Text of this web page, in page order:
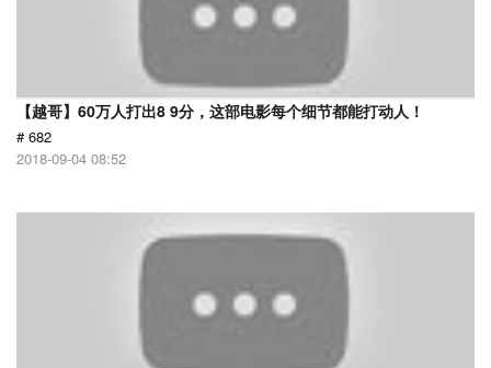
【越哥】60万人打出8 9分，这部电影每个细节都能打动人！
# 682
2018-09-04 08:52